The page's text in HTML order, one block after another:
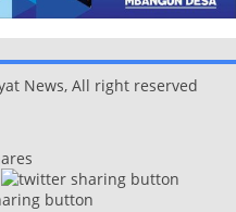
News, All right reserved